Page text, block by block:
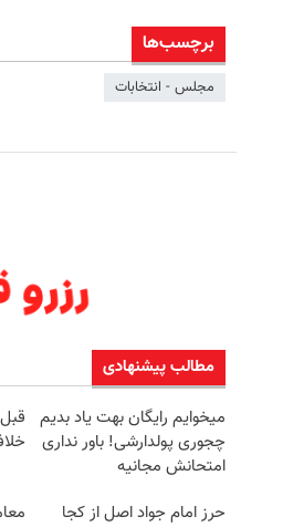
برچسب‌ها
مجلس - انتخابات
مطالب پیشنهادی
میخوایم رایگان بهت یاد بدیم
چجوری پولدارشی! باور نداری
امتحانش مجانیه
حرز امام جواد اصل از کجا